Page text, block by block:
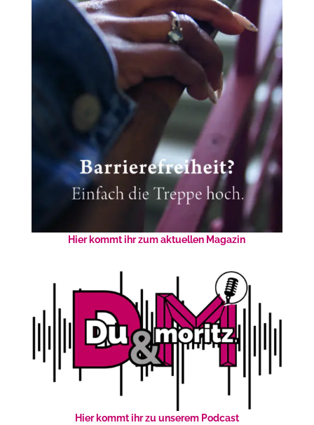
Hier kommt ihr zum aktuellen Magazin
Hier kommt ihr zu unserem Podcast